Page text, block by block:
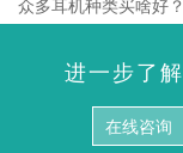
众多耳机种类买啥好？
进一步了
在线咨询